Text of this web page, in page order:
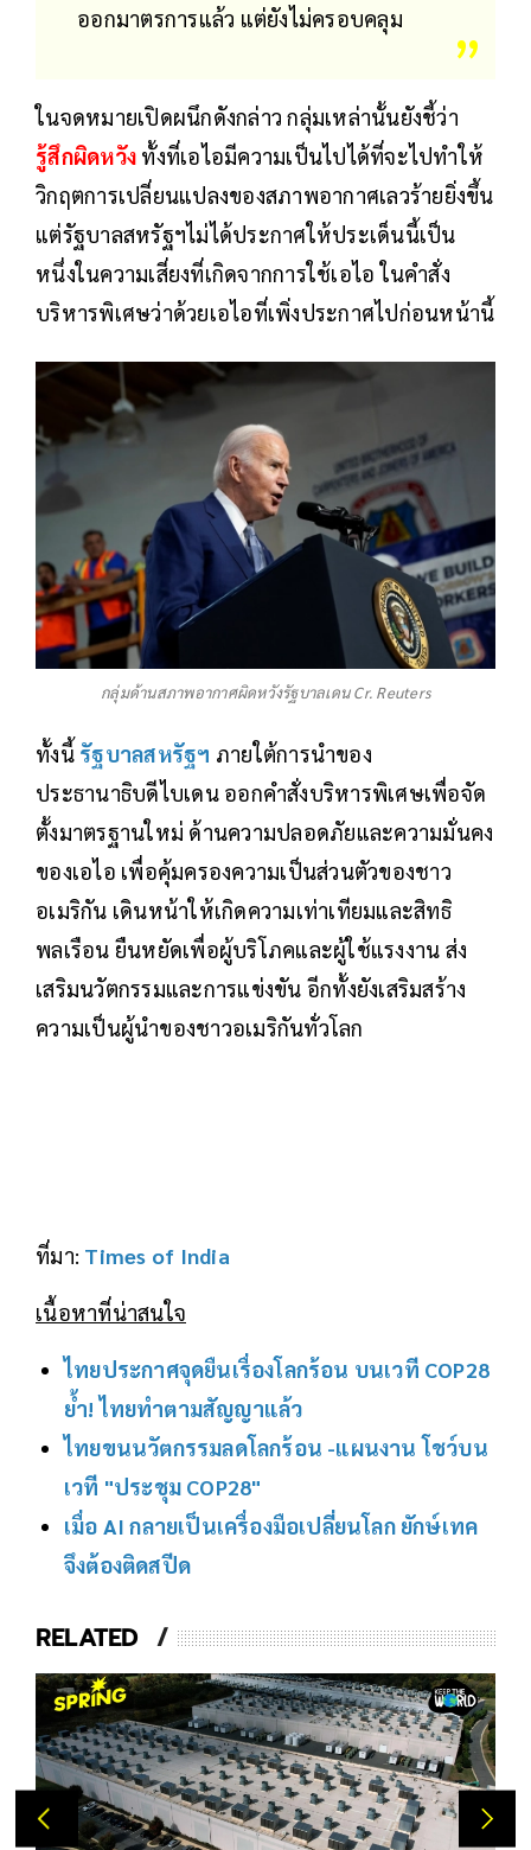
ออกมาตรการแล้ว แต่ยังไม่ครอบคลุม
ในจดหมายเปิดผนึกดังกล่าว กลุ่มเหล่านั้นยังชี้ว่า
รู้สึกผิดหวัง ทั้งที่เอไอมีความเป็นไปได้ที่จะไปทำให้
วิกฤตการเปลี่ยนแปลงของสภาพอากาศเลวร้ายยิ่งขึ้น
แต่รัฐบาลสหรัฐฯไม่ได้ประกาศให้ประเด็นนี้เป็น
หนึ่งในความเสี่ยงที่เกิดจากการใช้เอไอ ในคำสั่ง
บริหารพิเศษว่าด้วยเอไอที่เพิ่งประกาศไปก่อนหน้านี้
กลุ่มด้านสภาพอากาศผิดหวังรัฐบาลเดน Cr. Reuters
ทั้งนี้ รัฐบาลสหรัฐฯ ภายใต้การนำของ
ประธานาธิบดีไบเดน ออกคำสั่งบริหารพิเศษเพื่อจัด
ตั้งมาตรฐานใหม่ ด้านความปลอดภัยและความมั่นคง
ของเอไอ เพื่อคุ้มครองความเป็นส่วนตัวของชาว
อเมริกัน เดินหน้าให้เกิดความเท่าเทียมและสิทธิ
พลเรือน ยืนหยัดเพื่อผู้บริโภคและผู้ใช้แรงงาน ส่ง
เสริมนวัตกรรมและการแข่งขัน อีกทั้งยังเสริมสร้าง
ความเป็นผู้นำของชาวอเมริกันทั่วโลก
ที่มา: Times of India
เนื้อหาที่น่าสนใจ
ไทยประกาศจุดยืนเรื่องโลกร้อน บนเวที COP28
ย้ำ! ไทยทำตามสัญญาแล้ว
ไทยขนนวัตกรรมลดโลกร้อน -แผนงาน โชว์บน
เวที "ประชุม COP28"
เมื่อ AI กลายเป็นเครื่องมือเปลี่ยนโลก ยักษ์เทค
จึงต้องติดสปีด
RELATED